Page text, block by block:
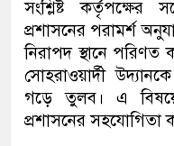
সংশ্লিষ্ট কর্তৃপক্ষের
প্রশাসনের পরামর্শ
নিরাপদ স্থানে পরিণত
সোহরাওয়ার্দী
গড়ে তুলব। এ বিষয়ে
প্রশাসনের সহযোগিতা